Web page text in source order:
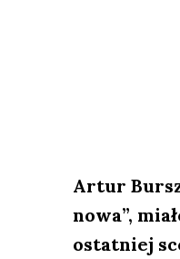
Artur
nowa”,
ostat­niej